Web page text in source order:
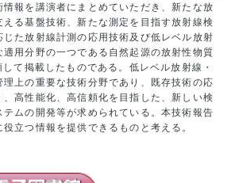
報を講演者にまとめていただき、新たな放
る基盤技術、新たな測定を目指す放射線検
た放射線計測の応用技術及び低レベル放射
用分野の一つである自然起源の放射性物質
て掲載したものである。低レベル放射線・
上の重要な技術分野であり、既存技術の応
高性能化、高信頼化を目指した、新しい検
ムの開発等が求められている。本技術報告
立つ情報を提供できるものと考える。